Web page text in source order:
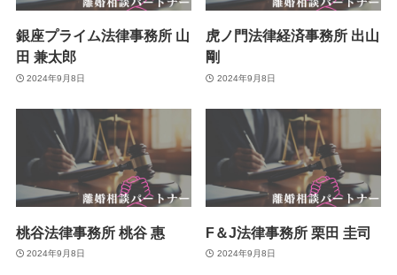
銀座プライム法律事務所 山
田 兼太郎
2024年9月8日
虎ノ門法律経済事務所 出山
剛
2024年9月8日
桃谷法律事務所 桃谷 惠
2024年9月8日
F＆J法律事務所 栗田 圭司
2024年9月8日